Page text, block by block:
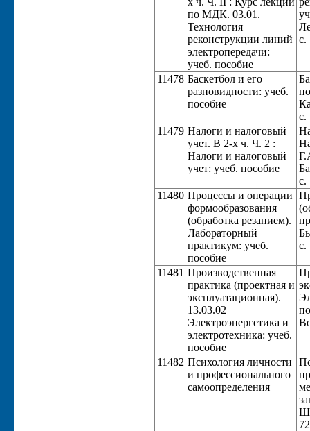
по МДК. 03.01.
Технология
реконструкции линий
электропередачи:
учеб. пособие
с.
11478 Баскетбол и его
разновидности: учеб.
пособие
с.
11479 Налоги и налоговый
учет. В 2-х ч. Ч. 2 :
Налоги и налоговый
учет: учеб. пособие
с.
11480 Процессы и операции
формообразования
(обработка резанием).
Лабораторный
практикум: учеб.
пособие
с.
11481 Производственная
практика (проектная и
эксплуатационная).
13.03.02
Электроэнергетика и
электротехника: учеб.
пособие
11482 Психология личности
и профессионального
самоопределения